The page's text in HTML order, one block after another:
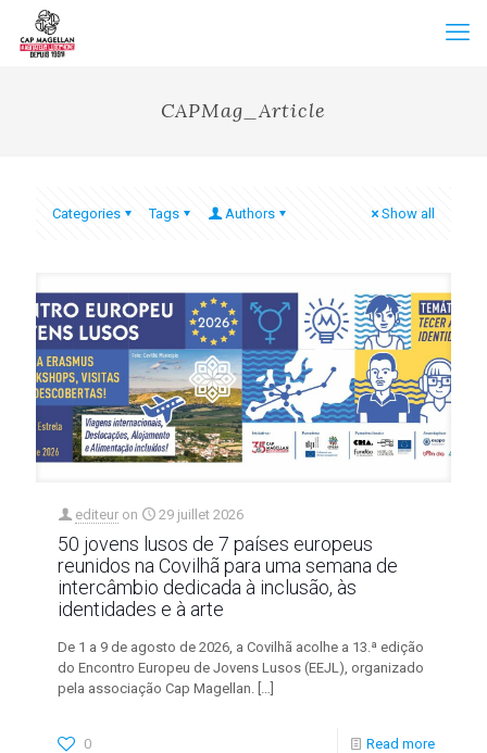
CAPMag_Article
Categories Tags Authors Show all
editeur on 29 juillet 2026
50 jovens lusos de 7 países europeus
reunidos na Covilhã para uma semana de
intercâmbio dedicada à inclusão, às
identidades e à arte
De 1 a 9 de agosto de 2026, a Covilhã acolhe a 13.ª edição
do Encontro Europeu de Jovens Lusos (EEJL), organizado
pela associação Cap Magellan. […]
0 Read more